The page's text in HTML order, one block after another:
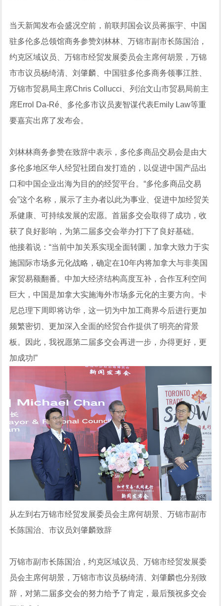
当天新闻发布会盛况空前，前联邦国会议员蒋振宇、中国
驻多伦多总领馆商务参赞刘林林、万锦市副市长陈国治，
约克区域议员、万锦市经贸发展委员会主席何胡景，万锦
市市议员杨绮清、刘肇麟、中国驻多伦多商务领事江胜、
万锦市贸易局主席Chris Collucci、列治文山市贸易局前主
席Errol Da-Ré、多伦多市议员麦智谋代表Emily Law等重
要嘉宾出席了发布会。
刘林林商务参赞在致辞中表示，多伦多商品交易会是由大
多伦多地区华人经贸社团自发打造的，以促进中国产品出
口和中国企业出海为目的的经贸平台。“多伦多商品交易
会”这个名称，展示了主办者以此为事业、促进中加经贸关
系健康、可持续发展的宏愿。首届多交会取得了成功，收
获了良好影响，为第二届多交会举办打下了良好基础。
他接着说：“当前中加关系实现全面转圜，加拿大致力于实
施国际市场多元化战略，确定在10年内将加拿大与非美国
家贸易额翻番。中加大经济结构高度互补，合作互利空间
巨大，中国是加拿大实施海外市场多元化的主要方向。卡
尼总理下周即将访华，这一切为中加工商界今后进行更加
频繁密切、更加深入全面的经贸合作提供了明亮的背景
板。因此，我祝愿第二届多交会再进一步，办得更好，更
加成功!”
从左到右万锦市经贸发展委员会主席何胡景、万锦市副市
长陈国治、市议员刘肇麟致辞
万锦市副市长陈国治，约克区域议员、万锦市经贸发展委
员会主席何胡景，万锦市市议员杨绮清、刘肇麟也分别致
辞，对第二届多交会的努力给予了肯定，最后预祝多交会